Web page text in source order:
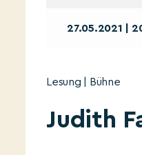
27.05.2021 |
Lesung | Bühne
Judith